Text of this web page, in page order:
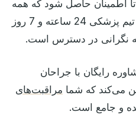
اطمینان حاصل شود که همه
چیز به خوبی پیش می‌رود، و تیم پزشکی 24 ساعته و 7 روز
نگرانی در دسترس است.
رایگان با جراحان
می‌کند که شما مراقبت‌های
و جامع است.